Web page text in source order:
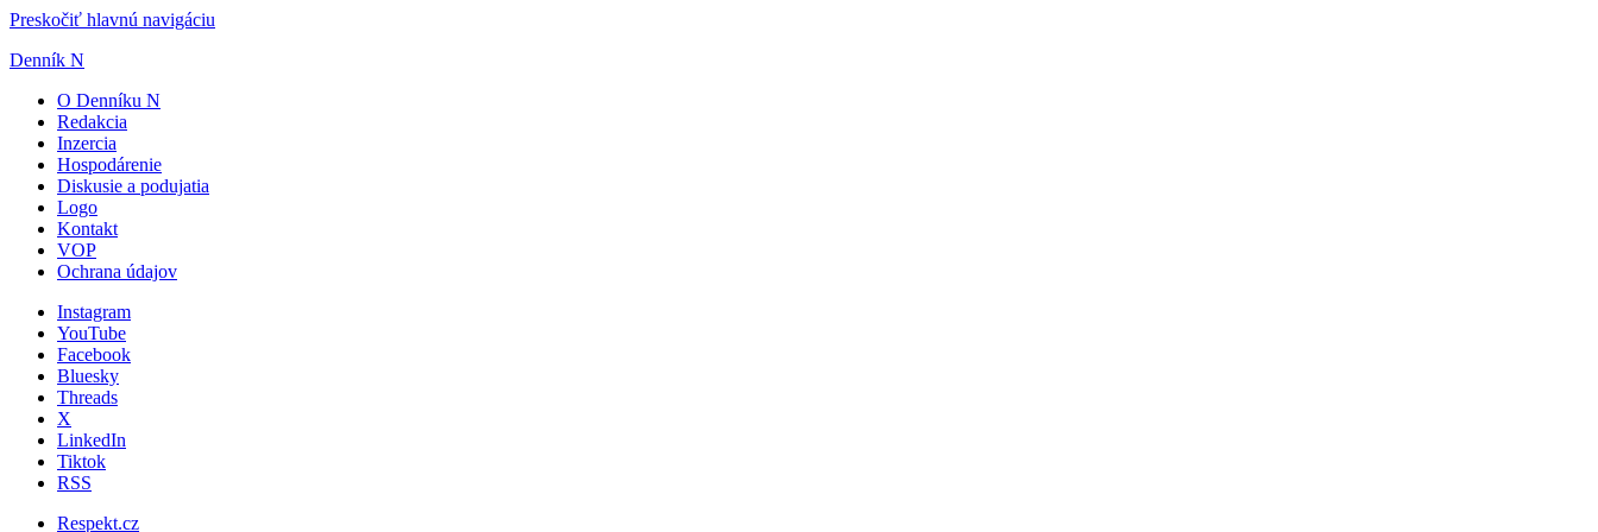
Preskočiť hlavnú navigáciu
Denník N
O Denníku N
Redakcia
Inzercia
Hospodárenie
Diskusie a podujatia
Logo
Kontakt
VOP
Ochrana údajov
Instagram
YouTube
Facebook
Bluesky
Threads
X
LinkedIn
Tiktok
RSS
Respekt.cz